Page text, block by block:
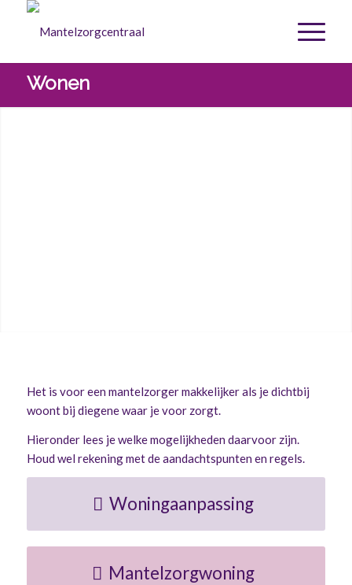
Wonen
Het is voor een mantelzorger makkelijker als je dichtbij
woont bij diegene waar je voor zorgt.
Hieronder lees je welke mogelijkheden daarvoor zijn.
Houd wel rekening met de aandachtspunten en regels.
Woningaanpassing
Mantelzorgwoning